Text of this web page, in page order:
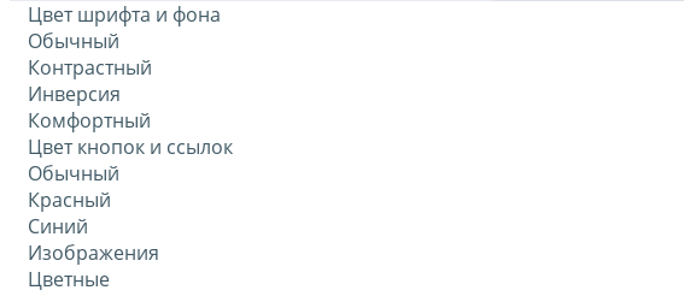
Цвет шрифта и фона
Обычный
Контрастный
Инверсия
Комфортный
Цвет кнопок и ссылок
Обычный
Красный
Синий
Изображения
Цветные